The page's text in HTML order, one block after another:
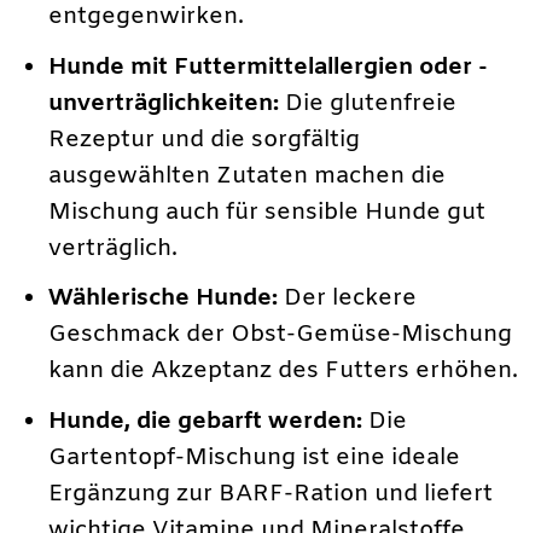
entgegenwirken.
Hunde mit Futtermittelallergien oder -
unverträglichkeiten: Die glutenfreie
Rezeptur und die sorgfältig
ausgewählten Zutaten machen die
Mischung auch für sensible Hunde gut
verträglich.
Wählerische Hunde: Der leckere
Geschmack der Obst-Gemüse-Mischung
kann die Akzeptanz des Futters erhöhen.
Hunde, die gebarft werden: Die
Gartentopf-Mischung ist eine ideale
Ergänzung zur BARF-Ration und liefert